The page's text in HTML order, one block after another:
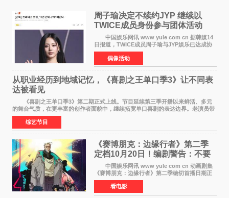
周子瑜决定不续约JYP 继续以
TWICE成员身份参与团体活动
中国娱乐网讯 www yule com cn 据韩媒14
日报道，TWICE成员周子瑜与JYP娱乐已达成协
议，不再续签个人专属合约，但她将继续参与
TWICE的完整团体活动。 周子瑜于2015年通
过生存节目《SIXTE
偶像活动
从职业经历到地域记忆，《喜剧之王单口季3》让不同表
达被看见
《喜剧之王单口季3》第二期正式上线。节目延续第三季开播以来鲜活、多元
的舞台气质，在更丰富的创作者面貌中，继续拓宽单口喜剧的表达边界。老演员带
着更加成熟的文本与舞台掌控回归，新面孔则
综艺节目
《赛博朋克：边缘行者》第二季
定档10月20日！编剧警告：不要
对角色投入太深
中国娱乐网讯 www yule com cn 动画剧集
《赛博朋克：边缘行者》第二季确切首播日期正
式敲定——将于10月20日在Netflix全球上线。此
前，Netflix韩国官方账号曾短暂出现这一日期信
息，随后迅
看电影